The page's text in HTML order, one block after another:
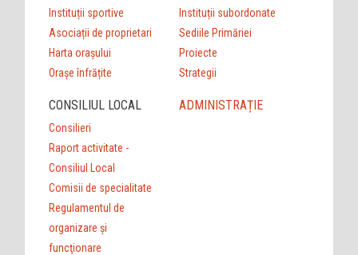
Instituții sportive
Asociații de proprietari
Harta orașului
Orașe înfrățite
Instituții subordonate
Sediile Primăriei
Proiecte
Strategii
CONSILIUL LOCAL
Consilieri
Raport activitate -
Consiliul Local
Comisii de specialitate
Regulamentul de
organizare şi
funcţionare
ADMINISTRAȚIE